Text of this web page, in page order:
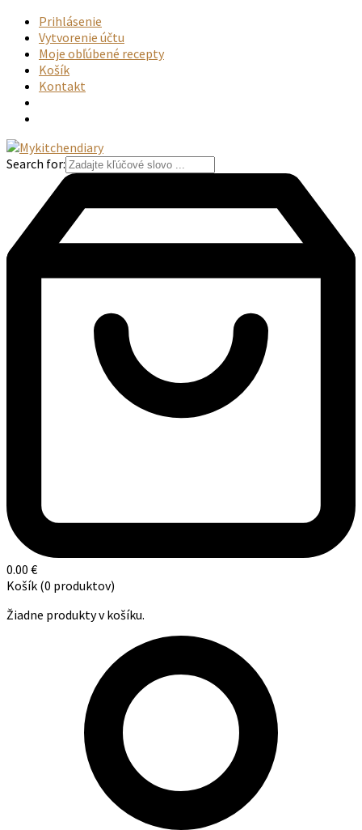
Prihlásenie
Vytvorenie účtu
Moje obľúbené recepty
Košík
Kontakt
Search for:
0.00 €
Košík (0 produktov)
Žiadne produkty v košíku.